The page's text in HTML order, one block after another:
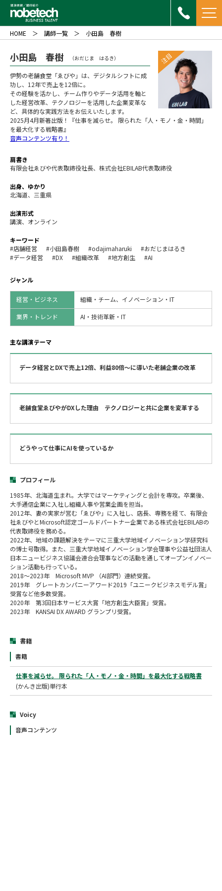
HOME 講師一覧 小田島 春樹
注目
小田島 春樹 （おだじま はるき）
伊勢の老舗食堂「ゑびや」は、デジタルシフトに成
功し、12年で売上を12倍に。
その経験を活かし、チーム作りやデータ活用を軸と
した経営改革、テクノロジーを活用した企業変革な
ど、具体的な実践方法をお伝えいたします。
2025月4月新著出版！『仕事を減らせ。 限られた「人・モノ・金・時間」
を最大化する戦略書』
音声コンテンツ有り！
肩書き
有限会社ゑびや代表取締役社長、株式会社EBILAB代表取締役
出身、ゆかり
北海道、三重県
出演形式
講演、オンライン
キーワード
#店舗経営
#小田島春樹 #odajimaharuki
#おだじまはるき
#データ経営
#DX #組織改革 #地方創生 #AI
ジャンル
経営・ビジネス 組織・チーム、イノベーション・IT
業界・トレンド AI・技術革新・IT
主な講演テーマ
データ経営とDXで売上12倍、利益80倍～に導いた老舗企業の改革
老舗食堂ゑびやがDXした理由 テクノロジーと共に企業を変革する
どうやって仕事にAIを使っているか
プロフィール
1985年、北海道生まれ。大学ではマーケティングと会計を専攻。卒業後、
大手通信企業に入社し組織人事や営業企画を担当。
2012年、妻の実家が営む「ゑびや」に入社し、店長、専務を経て、有限会
社ゑびやとMicrosoft認定ゴールドパートナー企業である株式会社EBILABの
代表取締役を務める。
2022年、地域の課題解決をテーマに三重大学地域イノベーション学研究科
の博士号取得。また、三重大学地域イノベーション学会理事や公益社団法人
日本ニュービジネス協議会連合会理事などの活動を通してオープンイノベー
ション活動も行っている。
2018〜2023年 Microsoft MVP （AI部門）連続受賞。
2019年 グレートカンパニーアワード2019「ユニークビジネスモデル賞」
受賞など他多数受賞。
2020年 第3回日本サービス大賞「地方創生大臣賞」受賞。
2023年 KANSAI DX AWARD グランプリ受賞。
書籍
書籍
仕事を減らせ。 限られた「人・モノ・金・時間」を最大化する戦略書
(かんき出版)単行本
Voicy
音声コンテンツ